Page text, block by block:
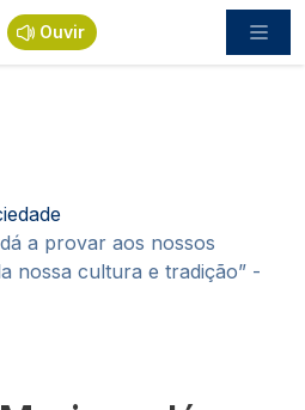
principal
Ouvir
a provar aos nossos
nossa cultura e tradição” -